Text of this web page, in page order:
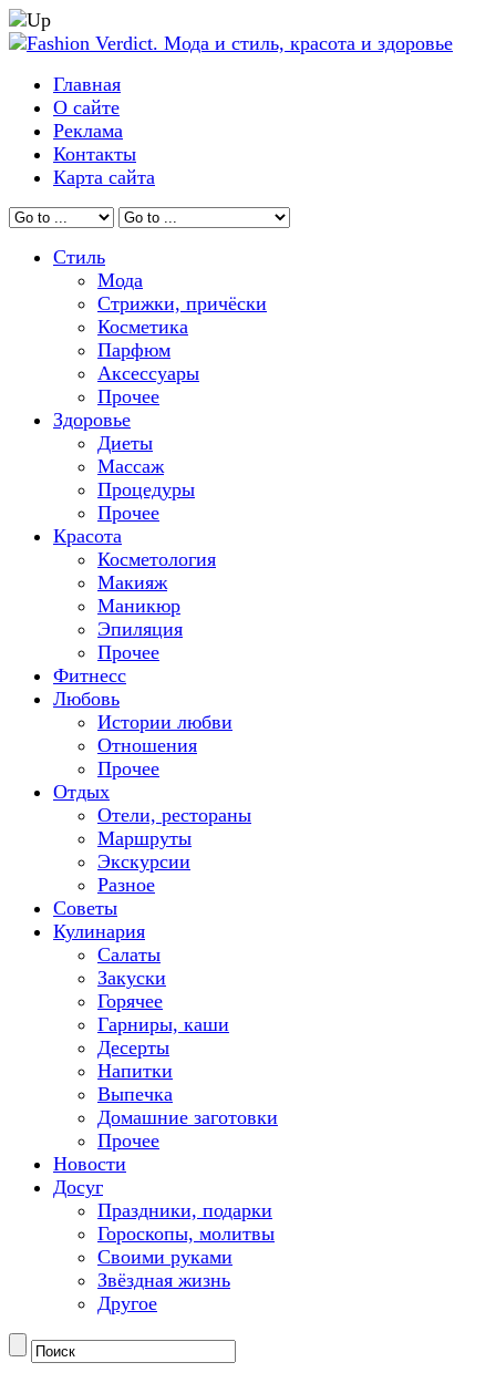
Главная
О сайте
Реклама
Контакты
Карта сайта
Стиль
Мода
Стрижки, причёски
Косметика
Парфюм
Аксессуары
Прочее
Здоровье
Диеты
Массаж
Процедуры
Прочее
Красота
Косметология
Макияж
Маникюр
Эпиляция
Прочее
Фитнесс
Любовь
Истории любви
Отношения
Прочее
Отдых
Отели, рестораны
Маршруты
Экскурсии
Разное
Советы
Кулинария
Салаты
Закуски
Горячее
Гарниры, каши
Десерты
Напитки
Выпечка
Домашние заготовки
Прочее
Новости
Досуг
Праздники, подарки
Гороскопы, молитвы
Своими руками
Звёздная жизнь
Другое